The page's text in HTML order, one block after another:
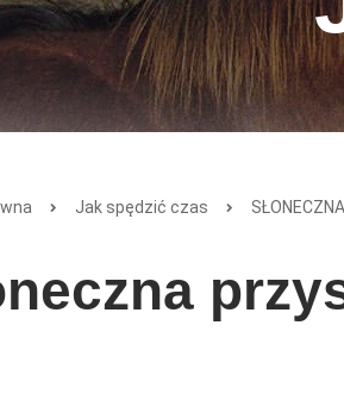
Jak spędzić czas